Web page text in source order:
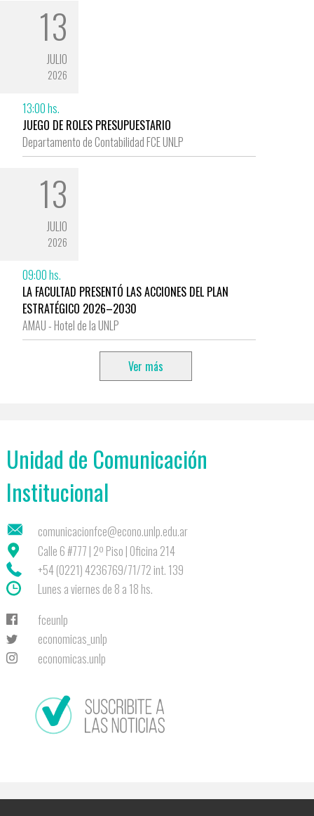
13
JULIO
2026
13:00 hs.
JUEGO DE ROLES PRESUPUESTARIO
Departamento de Contabilidad FCE UNLP
13
JULIO
2026
09:00 hs.
LA FACULTAD PRESENTÓ LAS ACCIONES DEL PLAN
ESTRATÉGICO 2026–2030
AMAU - Hotel de la UNLP
Ver más
Unidad de Comunicación
Institucional
comunicacionfce@econo.unlp.edu.ar
Calle 6 #777 | 2º Piso | Oficina 214
+54 (0221) 4236769/71/72 int. 139
Lunes a viernes de 8 a 18 hs.
fceunlp
economicas_unlp
economicas.unlp